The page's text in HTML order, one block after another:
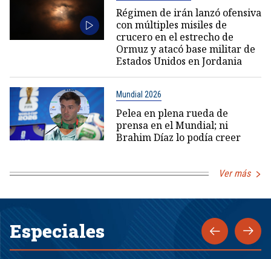
Régimen de irán lanzó ofensiva
con múltiples misiles de
crucero en el estrecho de
Ormuz y atacó base militar de
Estados Unidos en Jordania
Mundial 2026
Pelea en plena rueda de
prensa en el Mundial; ni
Brahim Díaz lo podía creer
Ver más
Especiales